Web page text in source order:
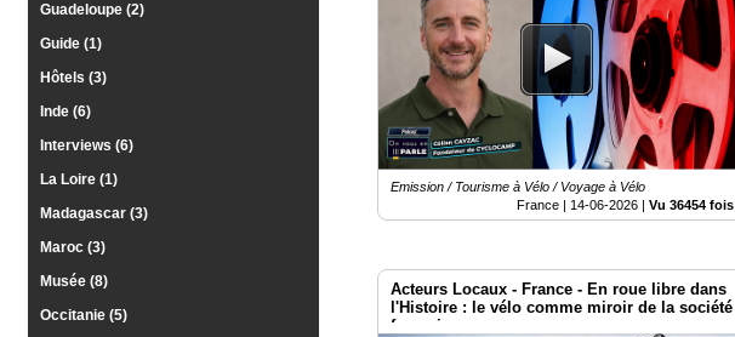
Guadeloupe (2)
Guide (1)
Hôtels (3)
Inde (6)
Interviews (6)
La Loire (1)
Madagascar (3)
Maroc (3)
Musée (8)
Occitanie (5)
Emission / Tourisme à Vélo / Voyage à Vélo
France | 14-06-2026 |Vu 36454 fois
Acteurs Locaux - France - En roue libre dans
l'Histoire : le vélo comme miroir de la société
française